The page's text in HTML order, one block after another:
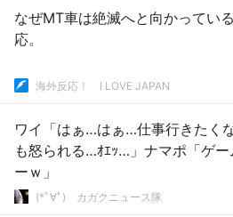
なぜMT車は絶滅へと向かってい
応。
海外反応！ I LOVE JAPAN
ワイ「はぁ…はぁ…仕事行きたく
も怒られる…ｵｴｯ…」ナマポ「ゲー
ーｗ」
(*ﾟ∀ﾟ)ゞカガクニュース隊